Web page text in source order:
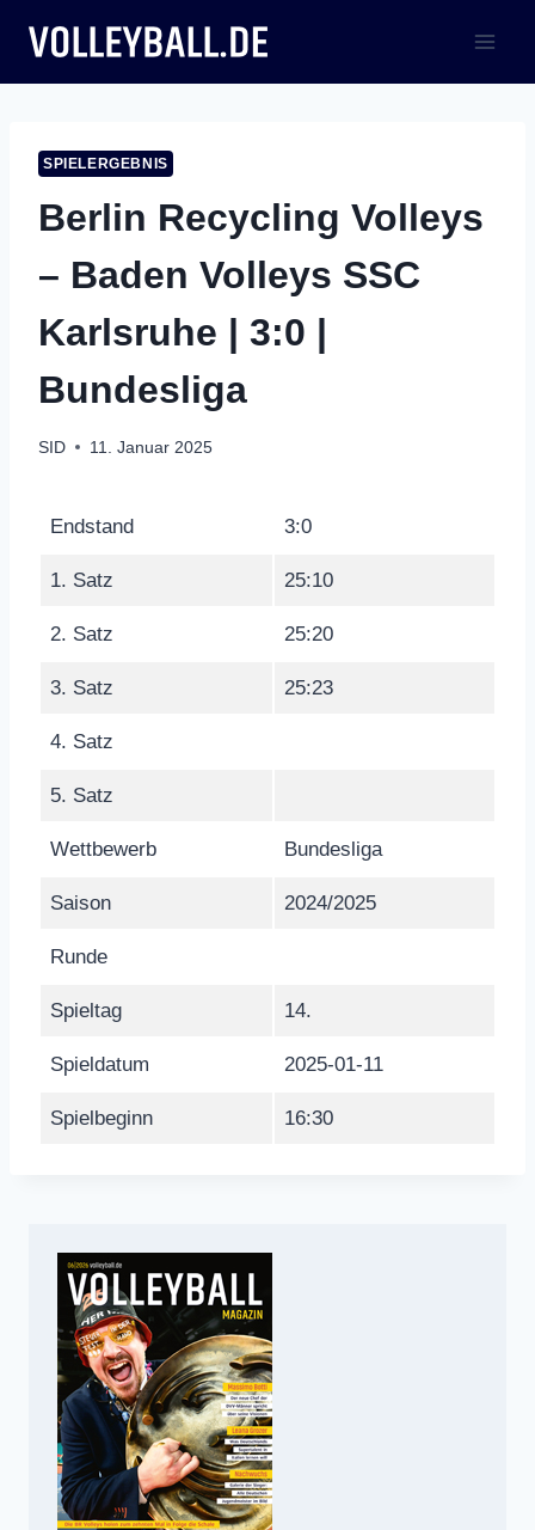
Inhalt
springen
SPIELERGEBNIS
Berlin Recycling Volleys
– Baden Volleys SSC
Karlsruhe | 3:0 |
Bundesliga
SID 11. Januar 2025
Endstand 3:0
1. Satz 25:10
2. Satz 25:20
3. Satz 25:23
4. Satz
5. Satz
Wettbewerb Bundesliga
Saison 2024/2025
Runde
Spieltag 14.
Spieldatum 2025-01-11
Spielbeginn 16:30